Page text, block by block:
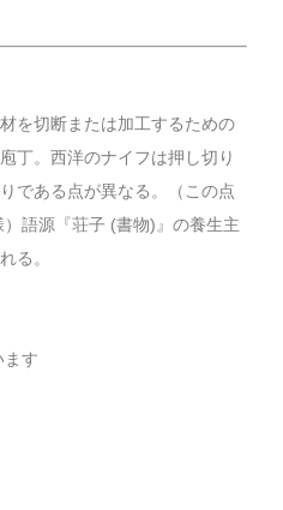
を切断または加工するための
丁。西洋のナイフは押し切り
である点が異なる。（この点
語源『荘子 (書物)』の養生主
る。
ます